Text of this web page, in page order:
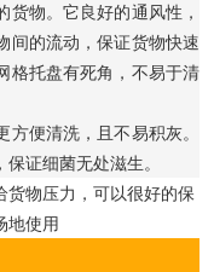
货物。它良好的通风性，
间的流动，保证货物快速
格托盘有死角，不易于清
方便清洗，且不易积灰。
证细菌无处滋生。
货物压力，可以很好的保
地使用